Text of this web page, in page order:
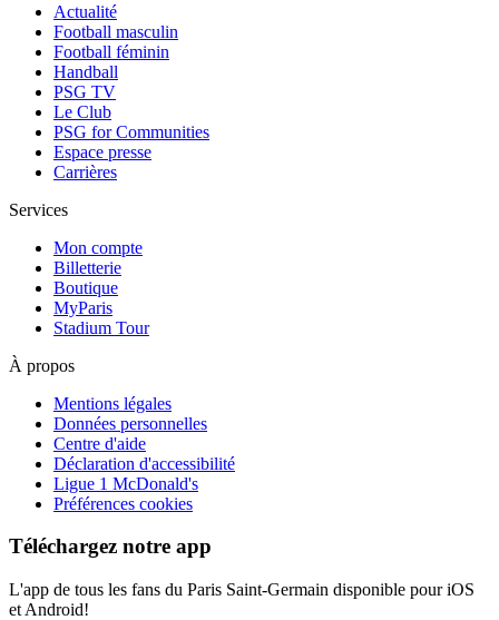
Actualité
Football masculin
Football féminin
Handball
PSG TV
Le Club
PSG for Communities
Espace presse
Carrières
Services
Mon compte
Billetterie
Boutique
MyParis
Stadium Tour
À propos
Mentions légales
Données personnelles
Centre d'aide
Déclaration d'accessibilité
Ligue 1 McDonald's
Préférences cookies
Téléchargez notre app
L'app de tous les fans du Paris Saint-Germain disponible pour iOS
et Android!